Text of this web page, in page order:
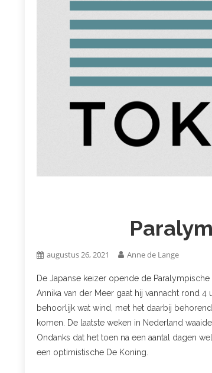
augustus 26, 2021 Anne de Lange
De Japanse keizer opende de
Annika van der Meer gaat hij vannacht rond
behoorlijk wat wind, met het daarbij
komen. De laatste weken in Nederland
Ondanks dat het toen na een aantal dagen
een optimistische De Koning.